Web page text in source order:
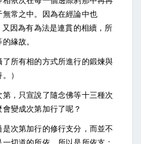
常之中。因為在經論中也
因為有為法是連貫的相續，所
緣故。
所有相的方式所進行的鍛煉與
）
，只宣說了隨念佛等十三種次
變成次第加行了呢？
次第加行的修行支分，而並不